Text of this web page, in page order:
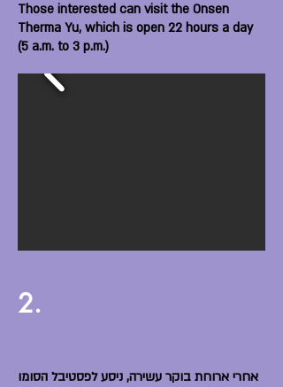
Those interested can visit the Onsen
Therma Yu, which is open 22 hours a day
(5 a.m. to 3 p.m.)
2.
אחרי ארוחת בוקר עשירה, ניסע לפסטיבל הסומו